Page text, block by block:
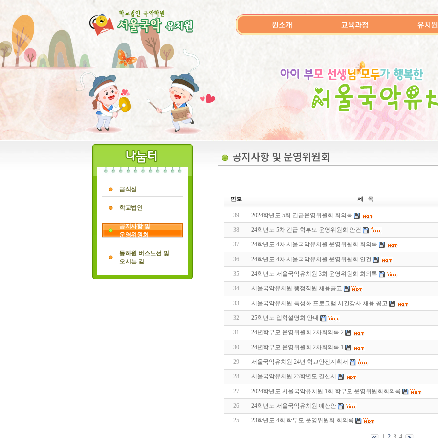
원소개 교육과정 유치
급식실
학교법인
공지사항 및
운영위원회
등하원 버스노선 및
오시는 길
공지사항 및 운영위원회
번호 제 목
39 2024학년도 5회 긴급운영위원회 회의록
38 24학년도 5차 긴급 학부모 운영위원회 안건
37 24학년도 4차 서울국악유치원 운영위원회 회의록
36 24학년도 4차 서울국악유치원 운영위원회 안건
35 24학년도 서울국악유치원 3회 운영위원회 회의록
34 서울국악유치원 행정직원 채용공고
33 서울국악유치원 특성화 프로그램 시간강사 채용 공고
32 25학년도 입학설명회 안내
31 24년학부모 운영위원회 2차회의록 2
30 24년학부모 운영위원회 2차회의록 1
29 서울국악유치원 24년 학교안전계획서
28 서울국악유치원 23학년도 결산서
27 2024학년도 서울국악유치원 1회 학부모 운영위원회회의록
26 24학년도 서울국악유치원 예산안
25 23학년도 4회 학부모 운영위원회 회의록